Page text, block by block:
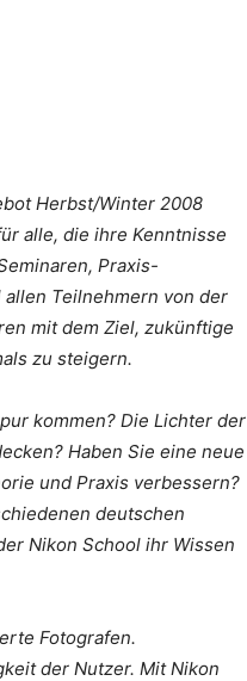
Herbst/Winter 2008
alle, die ihre Kenntnisse
Praxis-
Teilnehmern von der
mit dem Ziel, zukünftige
zu steigern.
kommen? Die Lichter der
Haben Sie eine neue
und Praxis verbessern?
deutschen
Nikon School ihr Wissen
Fotografen.
der Nutzer. Mit Nikon